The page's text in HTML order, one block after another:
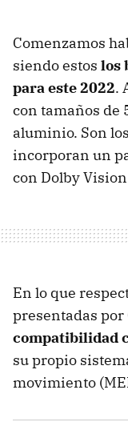
Comenzamos
siendo estos los
para este 2022.
con tamaños de
aluminio. Son
incorporan un
con Dolby
En lo que
presentadas
compatibilidad
su propio
movimiento